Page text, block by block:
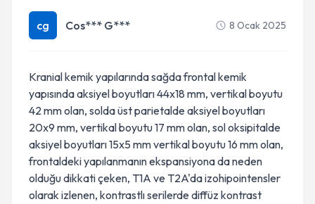
cg Cos*** G*** 8 Ocak 2025
Kranial kemik yapılarında sağda frontal kemik
yapısında aksiyel boyutları 44x18 mm, vertikal boyutu
42 mm olan, solda üst parietalde aksiyel boyutları
20x9 mm, vertikal boyutu 17 mm olan, sol oksipitalde
aksiyel boyutları 15x5 mm vertikal boyutu 16 mm olan,
frontaldeki yapılanmanın ekspansiyona da neden
olduğu dikkati çeken, T1A ve T2A'da izohipointensler
olarak izlenen, kontrastlı serilerde diffüz kontrast